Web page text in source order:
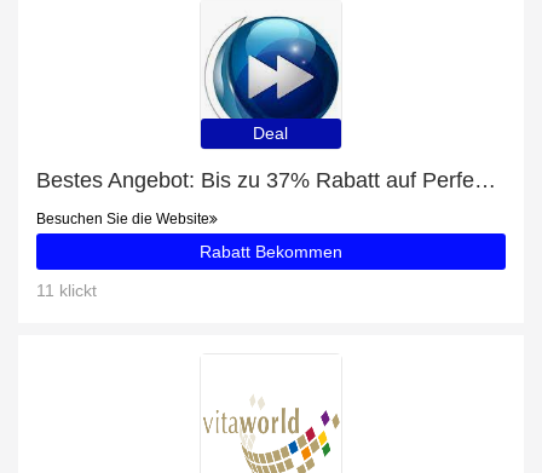
Deal
Bestes Angebot: Bis zu 37% Rabatt auf Perfect Addiction
Besuchen Sie die Website
Rabatt Bekommen
11 klickt